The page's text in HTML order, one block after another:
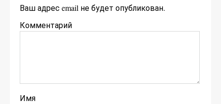
Ваш адрес email не будет опубликован.
Комментарий
Имя